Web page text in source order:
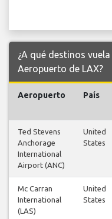
¿A qué destinos
Aeropuerto de LAX?
Aeropuerto País
Ted Stevens
Anchorage
International
Airport (ANC)
United
States
Mc Carran
International
(LAS)
United
States